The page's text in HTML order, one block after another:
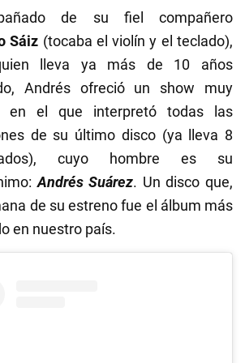
de su fiel compañero
Sáiz (tocaba el violín y el teclado),
lleva ya más de 10 años
Andrés ofreció un show muy
en el que interpretó todas las
de su último disco (ya lleva 8
cuyo hombre es su
Andrés Suárez. Un disco que,
de su estreno fue el álbum más
en nuestro país.